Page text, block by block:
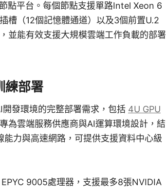
點平台。每個節點支援單路Intel Xeon 6
槽（12個記憶體通道）以及3個前置U.2
並能有效支援大規模雲端工作負載的部署
練部署
發環境的完整部署需求，包括 4U GPU
為雲端服務供應商與AI運算環境設計，結
力與高速網路，可提供支援資料中心級
9005處理器，支援最多8張NVIDIA